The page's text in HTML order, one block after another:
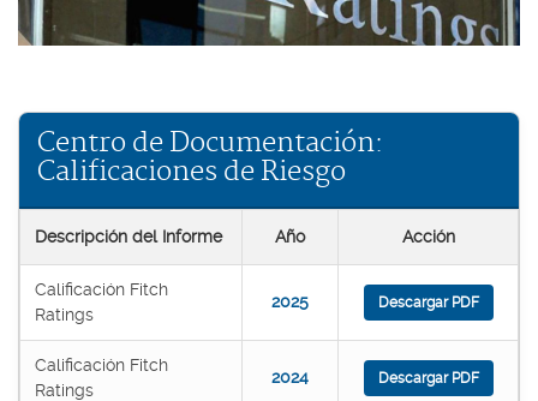
Centro de Documentación:
Calificaciones de Riesgo
Descripción del Informe Año Acción
Calificación Fitch
Ratings
2025 Descargar PDF
Calificación Fitch
Ratings
2024 Descargar PDF